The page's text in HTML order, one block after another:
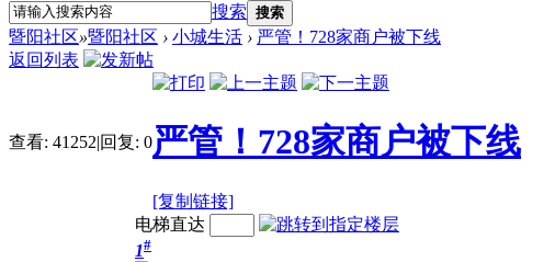
搜索 搜索
暨阳社区»暨阳社区 › 小城生活 › 严管！728家商户被下线
返回列表
查看: 41252|回复: 0严管！728家商户被下线
[复制链接]
电梯直达
1#